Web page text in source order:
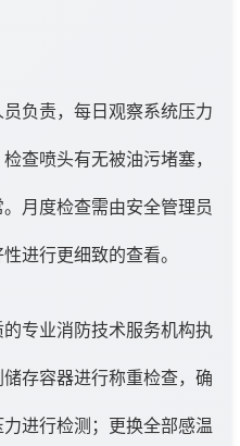
负责，每日观察系统压力
查喷头有无被油污堵塞，
月度检查需由安全管理员
进行更细致的查看。
专业消防技术服务机构执
存容器进行称重检查，确
进行检测；更换全部感温